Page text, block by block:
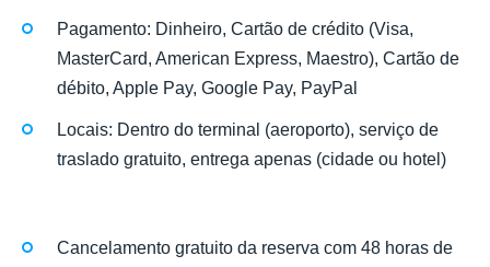
Pagamento: Dinheiro, Cartão de crédito (Visa,
MasterCard, American Express, Maestro), Cartão de
débito, Apple Pay, Google Pay, PayPal
Locais: Dentro do terminal (aeroporto), serviço de
traslado gratuito, entrega apenas (cidade ou hotel)
Cancelamento gratuito da reserva com 48 horas de